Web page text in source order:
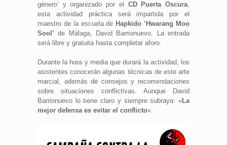
género’ y organizado por el CD Puerta Oscura,
esta actividad práctica será impartida por el
maestro de la escuela de Hapkido ‘Hwarang Moo
Sool’ de Málaga, David Barrionuevo. La entrada
será libre y gratuita hasta completar aforo.
Durante la hora y media que durará la actividad, los
asistentes conocerán algunas técnicas de este arte
marcial, además de consejos y recomendaciones
sobre situaciones conflictivas. Aunque David
Barrionuevo lo tiene claro y siempre subraya: «La
mejor defensa es evitar el conflicto«.